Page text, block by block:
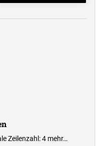
Zeilenzahl: 4 mehr…